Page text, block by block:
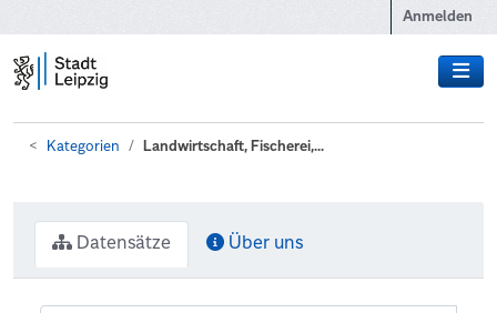
Anmelden
Kategorien Landwirtschaft, Fischerei,...
Datensätze Über uns